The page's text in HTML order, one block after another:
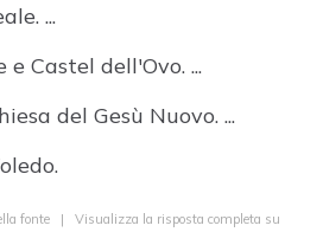
...
e Castel dell'Ovo. ...
del Gesù Nuovo. ...
fonte | Visualizza la risposta completa su